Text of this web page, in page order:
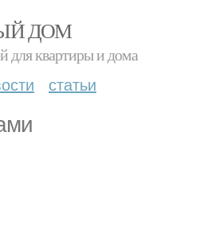
ДОМ
для квартиры и дома
статьи